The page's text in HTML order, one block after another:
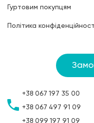
Гуртовим покупцям
Політика
+38 067 197 35 00
+38 067 497 91 09
+38 099 197 91 09